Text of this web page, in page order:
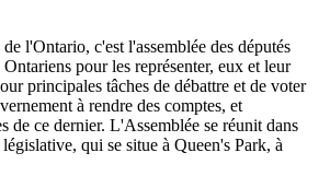
l'Ontario, c'est l'assemblée des députés
pour les représenter, eux et leur
principales tâches de débattre et de voter
à rendre des comptes, et
de ce dernier. L'Assemblée se réunit dans
qui se situe à Queen's Park, à